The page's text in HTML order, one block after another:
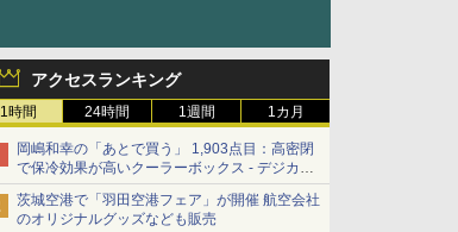
アクセスランキング
1時間 24時間 1週間 1カ月
岡嶋和幸の「あとで買う」 1,903点目：高密閉
で保冷効果が高いクーラーボックス - デジカメ
Watch
茨城空港で「羽田空港フェア」が開催 航空会社
のオリジナルグッズなども販売